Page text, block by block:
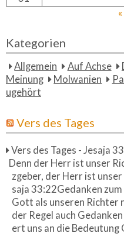
Kategorien
Allgemein Auf Achse
Meinung
Molwanien
ugehört
Vers des Tages
Vers des Tages - Jesaja
Denn der Herr ist unser
zgeber, der Herr ist
saja 33:22Gedanken
Gott als unseren Richter
der Regel auch
ert uns an die